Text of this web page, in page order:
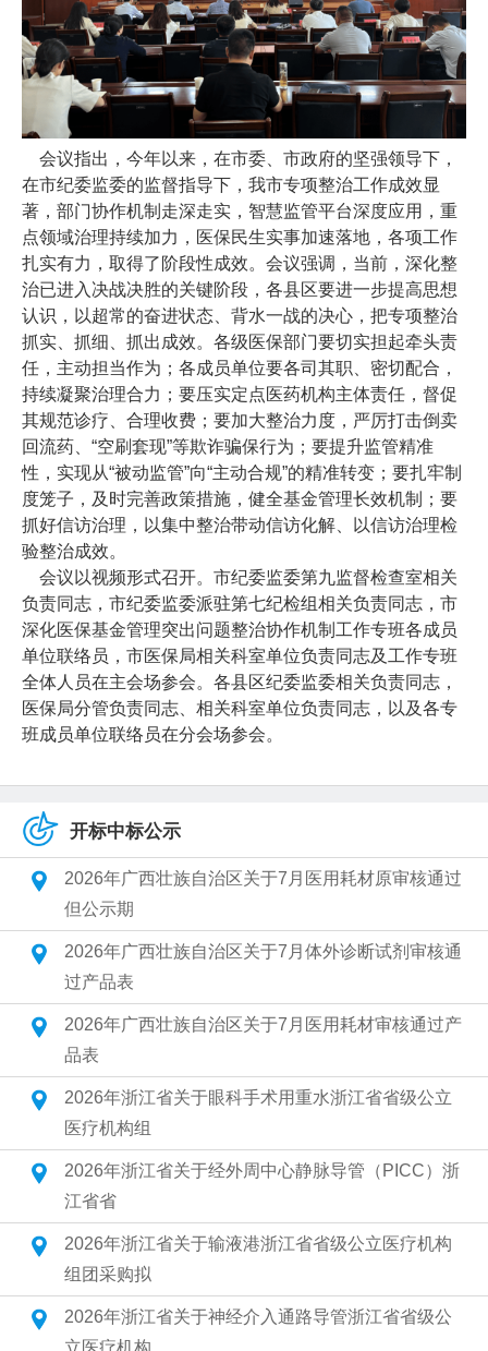
会议指出，今年以来，在市委、市政府的坚强领导下，
在市纪委监委的监督指导下，我市专项整治工作成效显
著，部门协作机制走深走实，智慧监管平台深度应用，重
点领域治理持续加力，医保民生实事加速落地，各项工作
扎实有力，取得了阶段性成效。会议强调，当前，深化整
治已进入决战决胜的关键阶段，各县区要进一步提高思想
认识，以超常的奋进状态、背水一战的决心，把专项整治
抓实、抓细、抓出成效。各级医保部门要切实担起牵头责
任，主动担当作为；各成员单位要各司其职、密切配合，
持续凝聚治理合力；要压实定点医药机构主体责任，督促
其规范诊疗、合理收费；要加大整治力度，严厉打击倒卖
回流药、“空刷套现”等欺诈骗保行为；要提升监管精准
性，实现从“被动监管”向“主动合规”的精准转变；要扎牢制
度笼子，及时完善政策措施，健全基金管理长效机制；要
抓好信访治理，以集中整治带动信访化解、以信访治理检
验整治成效。
会议以视频形式召开。市纪委监委第九监督检查室相关
负责同志，市纪委监委派驻第七纪检组相关负责同志，市
深化医保基金管理突出问题整治协作机制工作专班各成员
单位联络员，市医保局相关科室单位负责同志及工作专班
全体人员在主会场参会。各县区纪委监委相关负责同志，
医保局分管负责同志、相关科室单位负责同志，以及各专
班成员单位联络员在分会场参会。
开标中标公示
2026年广西壮族自治区关于7月医用耗材原审核通过
但公示期
2026年广西壮族自治区关于7月体外诊断试剂审核通
过产品表
2026年广西壮族自治区关于7月医用耗材审核通过产
品表
2026年浙江省关于眼科手术用重水浙江省省级公立
医疗机构组
2026年浙江省关于经外周中心静脉导管（PICC）浙
江省省
2026年浙江省关于输液港浙江省省级公立医疗机构
组团采购拟
2026年浙江省关于神经介入通路导管浙江省省级公
立医疗机构